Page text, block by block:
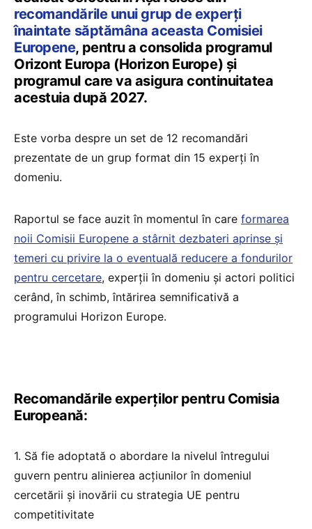
recomandările unui grup de experți
înaintate săptămâna aceasta Comisiei
Europene, pentru a consolida programul
Orizont Europa (Horizon Europe) și
programul care va asigura continuitatea
acestuia după 2027.
Este vorba despre un set de 12 recomandări
prezentate de un grup format din 15 experți în
domeniu.
Raportul se face auzit în momentul în care formarea
noii Comisii Europene a stârnit dezbateri aprinse și
temeri cu privire la o eventuală reducere a fondurilor
pentru cercetare, experții în domeniu și actori politici
cerând, în schimb, întărirea semnificativă a
programului Horizon Europe.
Recomandările experților pentru Comisia
Europeană:
1. Să fie adoptată o abordare la nivelul întregului
guvern pentru alinierea acțiunilor în domeniul
cercetării și inovării cu strategia UE pentru
competitivitate